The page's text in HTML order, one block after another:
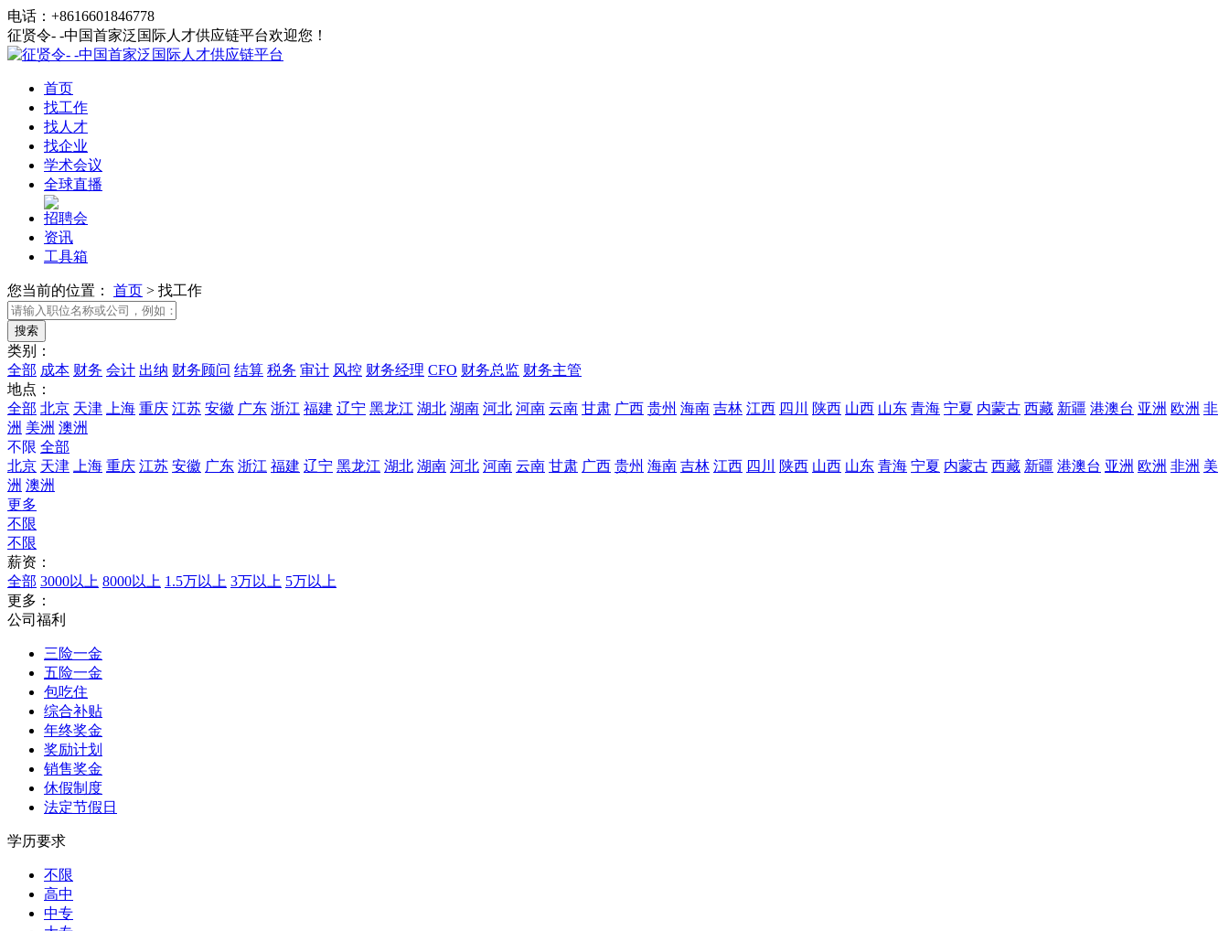
电话：+8616601846778
征贤令- -中国首家泛国际人才供应链平台欢迎您！
首页
找工作
找人才
找企业
学术会议
全球直播
招聘会
资讯
工具箱
您当前的位置： 首页 > 找工作
类别：
全部 成本 财务 会计 出纳 财务顾问 结算 税务 审计 风控 财务经理 CFO 财务总监 财务主管
地点：
全部 北京 天津 上海 重庆 江苏 安徽 广东 浙江 福建 辽宁 黑龙江 湖北 湖南 河北 河南 云南 甘肃 广西 贵州 海南 吉林 江西 四川 陕西 山西 山东 青海 宁夏 内蒙古 西藏 新疆 港澳台 亚洲 欧洲 非
洲 美洲 澳洲
不限 全部
北京 天津 上海 重庆 江苏 安徽 广东 浙江 福建 辽宁 黑龙江 湖北 湖南 河北 河南 云南 甘肃 广西 贵州 海南 吉林 江西 四川 陕西 山西 山东 青海 宁夏 内蒙古 西藏 新疆 港澳台 亚洲 欧洲 非洲 美
洲 澳洲
更多
不限
不限
薪资：
全部 3000以上 8000以上 1.5万以上 3万以上 5万以上
更多：
公司福利
三险一金
五险一金
包吃住
综合补贴
年终奖金
奖励计划
销售奖金
休假制度
法定节假日
学历要求
不限
高中
中专